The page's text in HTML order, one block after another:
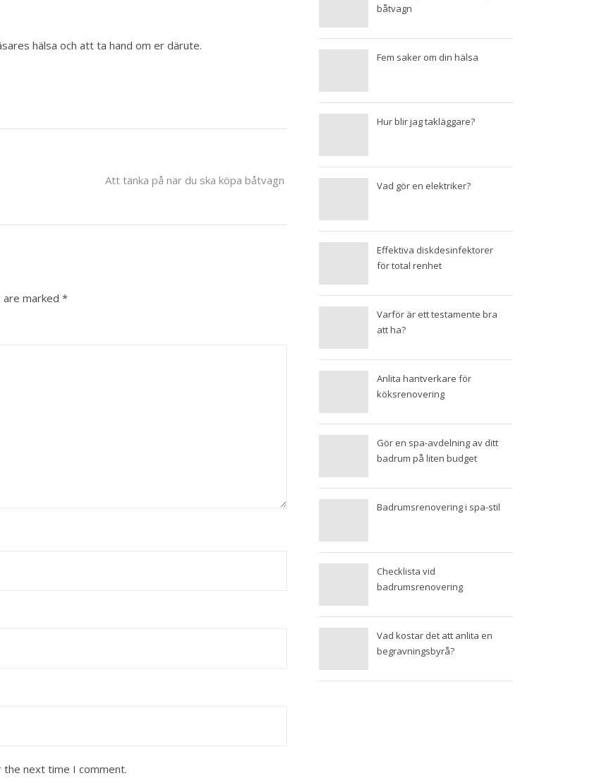
hälsa och att ta hand om er därute.
Att tänka på när du ska köpa båtvagn
marked *
the next time I comment.
båtvagn
Fem saker om din hälsa
Hur blir jag takläggare?
Vad gör en elektriker?
Effektiva diskdesinfektorer
för total renhet
Varför är ett testamente bra
att ha?
Anlita hantverkare för
köksrenovering
Gör en spa-avdelning av ditt
badrum på liten budget
Badrumsrenovering i spa-stil
Checklista vid
badrumsrenovering
Vad kostar det att anlita en
begravningsbyrå?